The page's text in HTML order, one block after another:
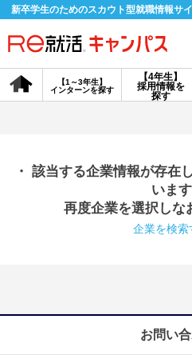
新卒学生のためのスカウト型就職情報サ
【4年生】
採用情報を
探す
【1～3年生】
インターンを探す
会員登録
探す
【4年生
説明会を
就活ノウハウ・サポート
・ 該当する企業情報が存在
います
再度企業を選択しな
企業を検索
お問い